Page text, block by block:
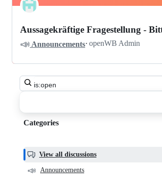
openWB
core
Discussions
Pinned
Aussagekräftige Fragestellung -
📣 Announcements· openWB Admin
Search
all
Categories,
helpful,
and
Categories
View all discussions
📣 Announcements